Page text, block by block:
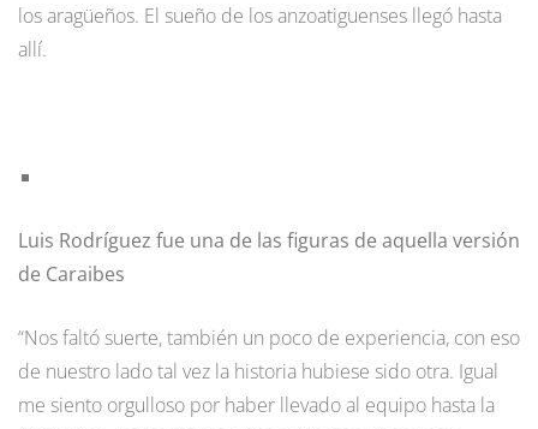
los aragüeños. El sueño de los anzoatiguenses llegó hasta
allí.
Luis Rodríguez fue una de las figuras de aquella versión
de Caraibes
“Nos faltó suerte, también un poco de experiencia, con eso
de nuestro lado tal vez la historia hubiese sido otra. Igual
me siento orgulloso por haber llevado al equipo hasta la